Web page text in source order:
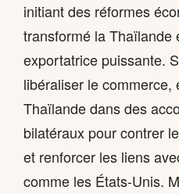
initiant des réformes
transformé la Thaïlande
exportatrice puissante.
libéraliser le commerce,
Thaïlande dans des
bilatéraux pour contrer
et renforcer les liens
comme les États-Unis.